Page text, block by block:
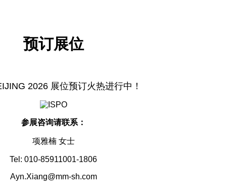
预订展位
2026 展位预订火热进行中！
参展咨询请联系：
项雅楠 女士
Tel: 010-85911001-1806
Ayn.Xiang@mm-sh.com